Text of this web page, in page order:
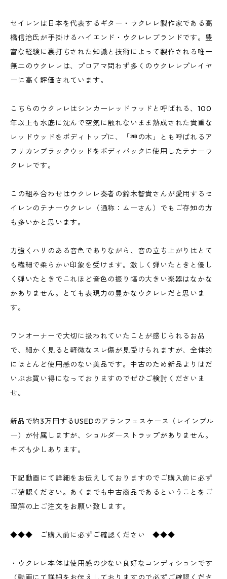
セイレンは日本を代表するギター・ウクレレ製作家である高
橋信治氏が手掛けるハイエンド・ウクレレブランドです。豊
富な経験に裏打ちされた知識と技術によって製作される唯一
無二のウクレレは、プロアマ問わず多くのウクレレプレイヤ
ーに高く評価されています。
こちらのウクレレはシンカーレッドウッドと呼ばれる、100
年以上も水底に沈んで空気に触れないまま熟成された貴重な
レッドウッドをボディトップに、「神の木」とも呼ばれるア
フリカンブラックウッドをボディバックに使用したテナーウ
クレレです。
この組み合わせはウクレレ奏者の鈴木智貴さんが愛用するセ
イレンのテナーウクレレ（通称：ムーさん）でもご存知の方
も多いかと思います。
力強くハリのある音色でありながら、音の立ち上がりはとて
も繊細で柔らかい印象を受けます。激しく弾いたときと優し
く弾いたときでこれほど音色の振り幅の大きい楽器はなかな
かありません。とても表現力の豊かなウクレレだと思いま
す。
ワンオーナーで大切に扱われていたことが感じられるお品
で、細かく見ると軽微なスレ傷が見受けられますが、全体的
にほとんど使用感のない美品です。中古のため新品よりはだ
いぶお買い得になっておりますのでぜひご検討くださいま
せ。
新品で約3万円するUSEDのアランフェスケース（レインブル
ー）が付属しますが、ショルダーストラップがありません。
キズも少しあります。
下記動画にて詳細をお伝えしておりますのでご購入前に必ず
ご確認ください。あくまでも中古商品であるということをご
理解の上ご注文をお願い致します。
◆◆◆ ご購入前に必ずご確認ください ◆◆◆
・ウクレレ本体は使用感の少ない良好なコンディションです